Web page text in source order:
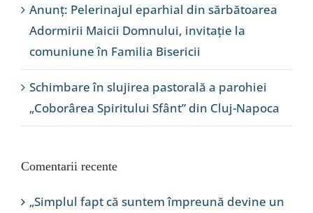
Anunț: Pelerinajul eparhial din sărbătoarea
Adormirii Maicii Domnului, invitație la
comuniune în Familia Bisericii
Schimbare în slujirea pastorală a parohiei
„Coborârea Spiritului Sfânt” din Cluj-Napoca
Comentarii recente
„Simplul fapt că suntem împreună devine un